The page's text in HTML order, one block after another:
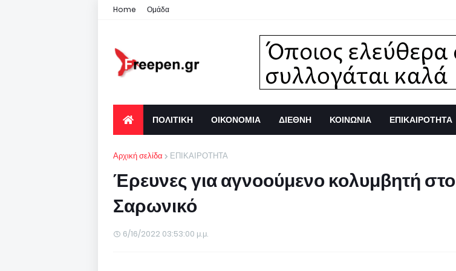
Home Ομάδα
ΠΟΛΙΤΙΚΗ ΟΙΚΟΝΟΜΙΑ ΔΙΕΘΝΗ ΚΟΙΝΩΝΙΑ ΕΠΙΚΑΙΡΟΤΗΤΑ
Αρχική σελίδα ΕΠΙΚΑΙΡΟΤΗΤΑ
Έρευνες για αγνοούμενο κολυμβητή στο
Σαρωνικό
6/16/2022 03:53:00 μ.μ.